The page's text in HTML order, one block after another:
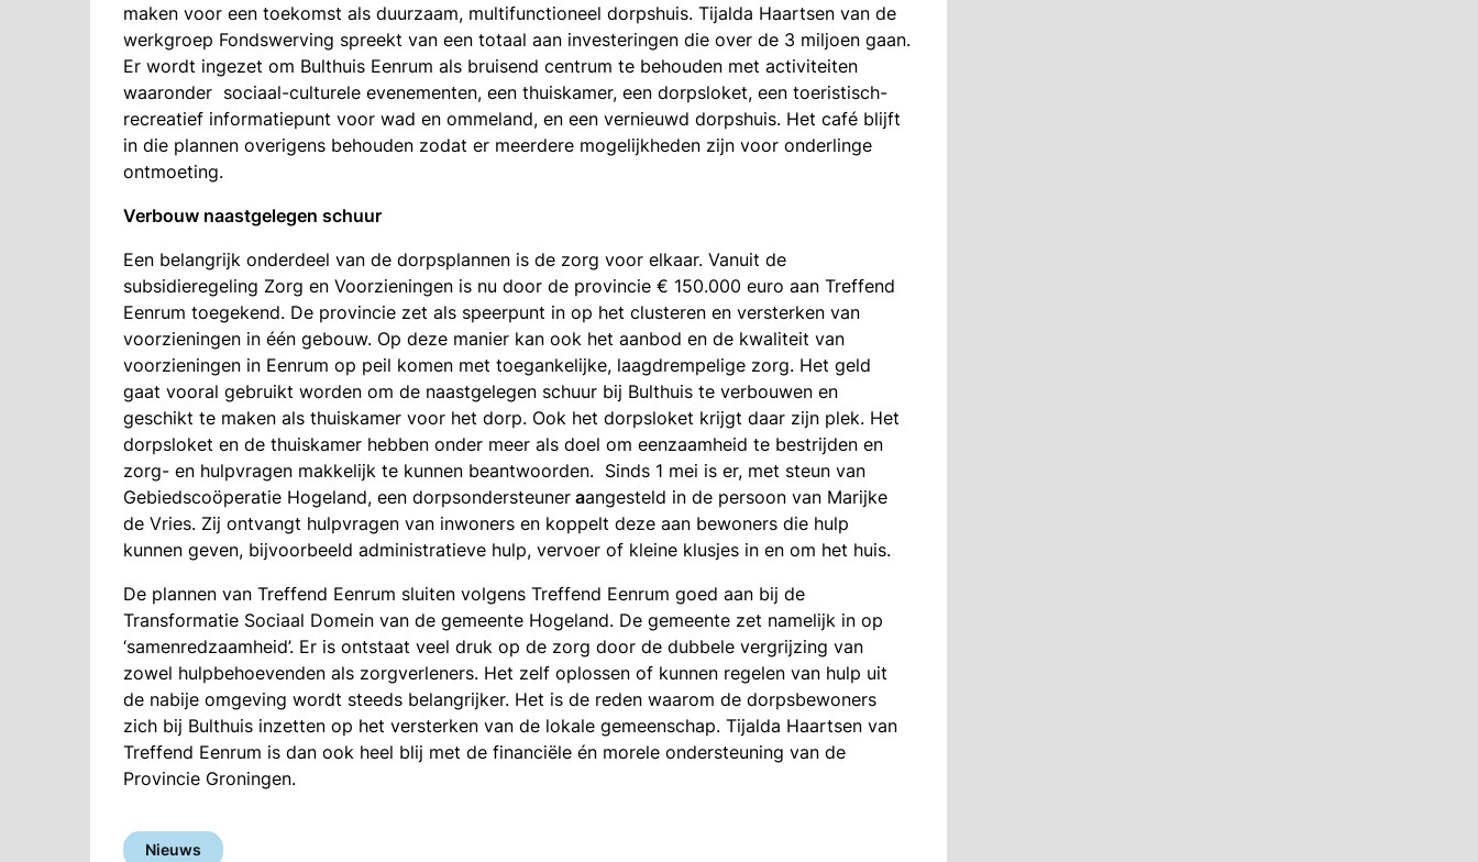
maken voor een toekomst als duurzaam, multifunctioneel dorpshuis. Tijalda Haartsen van de
werkgroep Fondswerving spreekt van een totaal aan investeringen die over de 3 miljoen gaan.
Er wordt ingezet om Bulthuis Eenrum als bruisend centrum te behouden met activiteiten
waaronder sociaal-culturele evenementen, een thuiskamer, een dorpsloket, een toeristisch-
recreatief informatiepunt voor wad en ommeland, en een vernieuwd dorpshuis. Het café blijft
in die plannen overigens behouden zodat er meerdere mogelijkheden zijn voor onderlinge
ontmoeting.
Verbouw naastgelegen schuur
Een belangrijk onderdeel van de dorpsplannen is de zorg voor elkaar. Vanuit de
subsidieregeling Zorg en Voorzieningen is nu door de provincie € 150.000 euro aan Treffend
Eenrum toegekend. De provincie zet als speerpunt in op het clusteren en versterken van
voorzieningen in één gebouw. Op deze manier kan ook het aanbod en de kwaliteit van
voorzieningen in Eenrum op peil komen met toegankelijke, laagdrempelige zorg. Het geld
gaat vooral gebruikt worden om de naastgelegen schuur bij Bulthuis te verbouwen en
geschikt te maken als thuiskamer voor het dorp. Ook het dorpsloket krijgt daar zijn plek. Het
dorpsloket en de thuiskamer hebben onder meer als doel om eenzaamheid te bestrijden en
zorg- en hulpvragen makkelijk te kunnen beantwoorden. Sinds 1 mei is er, met steun van
Gebiedscoöperatie Hogeland, een dorpsondersteuner aangesteld in de persoon van Marijke
de Vries. Zij ontvangt hulpvragen van inwoners en koppelt deze aan bewoners die hulp
kunnen geven, bijvoorbeeld administratieve hulp, vervoer of kleine klusjes in en om het huis.
De plannen van Treffend Eenrum sluiten volgens Treffend Eenrum goed aan bij de
Transformatie Sociaal Domein van de gemeente Hogeland. De gemeente zet namelijk in op
‘samenredzaamheid’. Er is ontstaat veel druk op de zorg door de dubbele vergrijzing van
zowel hulpbehoevenden als zorgverleners. Het zelf oplossen of kunnen regelen van hulp uit
de nabije omgeving wordt steeds belangrijker. Het is de reden waarom de dorpsbewoners
zich bij Bulthuis inzetten op het versterken van de lokale gemeenschap. Tijalda Haartsen van
Treffend Eenrum is dan ook heel blij met de financiële én morele ondersteuning van de
Provincie Groningen.
Nieuws